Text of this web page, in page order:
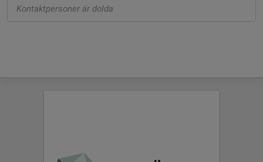
Kontaktpersoner är dolda